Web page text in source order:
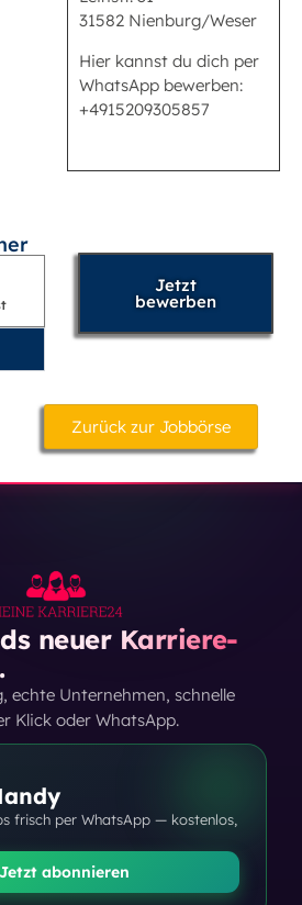
31582 Nienburg/Weser
Hier kannst du dich per
WhatsApp bewerben:
+4915209305857
Jetzt
bewerben
Zurück zur Jobbörse
neuer Karriere-
echte Unternehmen, schnelle
Klick oder WhatsApp.
frisch per WhatsApp — kostenlos,
Jetzt abonnieren